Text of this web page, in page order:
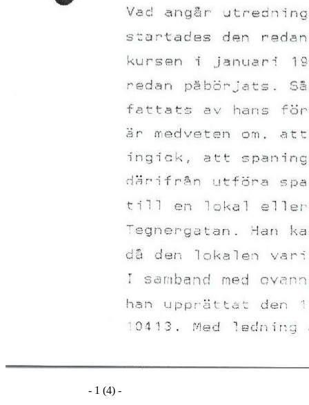
- 1 (4) -